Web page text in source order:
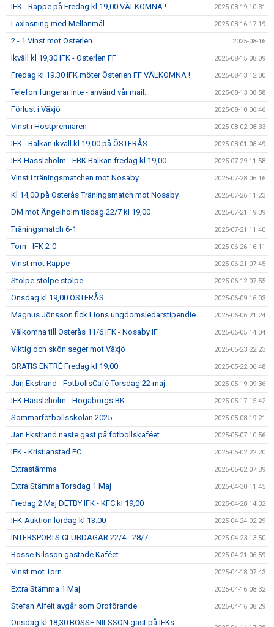
IFK - Räppe på Fredag kl 19,00 VÄLKOMNA ! 2025-08-19 10:31
Läxläsning med Mellanmål 2025-08-16 17:19
2 - 1 Vinst mot Österlen 2025-08-16
Ikväll kl 19,30 IFK - Österlen FF 2025-08-15 08:09
Fredag kl 19.30 IFK möter Österlen FF VÄLKOMNA ! 2025-08-13 12:00
Telefon fungerar inte - använd vår mail. 2025-08-13 08:58
Förlust i Växjö 2025-08-10 06:46
Vinst i Höstpremiären 2025-08-02 08:33
IFK - Balkan ikväll kl 19,00 på ÖSTERÅS 2025-08-01 08:49
IFK Hässleholm - FBK Balkan fredag kl 19,00 2025-07-29 11:58
Vinst i träningsmatchen mot Nosaby 2025-07-28 06:16
Kl 14,00 på Österås Träningsmatch mot Nosaby 2025-07-26 11:23
DM mot Ängelholm tisdag 22/7 kl 19,00 2025-07-21 19:39
Träningsmatch 6-1 2025-07-21 11:40
Torn - IFK 2-0 2025-06-26 16:11
Vinst mot Räppe 2025-06-21 07:45
Stolpe stolpe stolpe 2025-06-12 07:55
Onsdag kl 19,00 ÖSTERÅS 2025-06-09 16:03
Magnus Jönsson fick Lions ungdomsledarstipendie 2025-06-06 21:24
Välkomna till Österås 11/6 IFK - Nosaby IF 2025-06-05 14:04
Viktig och skön seger mot Växjö 2025-05-23 22:23
GRATIS ENTRÉ Fredag kl 19,00 2025-05-22 06:48
Jan Ekstrand - FotbollsCafé Torsdag 22 maj 2025-05-19 09:36
IFK Hässleholm - Högaborgs BK 2025-05-17 15:42
Sommarfotbollsskolan 2025 2025-05-08 19:21
Jan Ekstrand näste gäst på fotbollskaféet 2025-05-07 10:56
IFK - Kristianstad FC 2025-05-02 22:20
Extrastämma 2025-05-02 07:39
Extra Stämma Torsdag 1 Maj 2025-04-30 11:45
Fredag 2 Maj DETBY IFK - KFC kl 19,00 2025-04-28 14:32
IFK-Auktion lördag kl 13.00 2025-04-24 02:29
INTERSPORTS CLUBDAGAR 22/4 - 28/7 2025-04-23 13:50
Bosse Nilsson gästade Kaféet 2025-04-21 06:59
Vinst mot Torn 2025-04-18 07:43
Extra Stämma 1 Maj 2025-04-16 08:32
Stefan Alfelt avgår som Ordförande 2025-04-16 08:29
Onsdag kl 18,30 BOSSE NILSSON gäst på IFKs